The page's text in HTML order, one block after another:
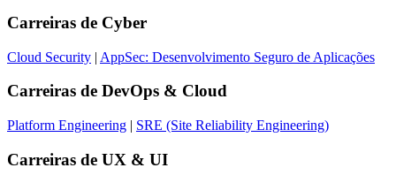
Carreiras de Cyber
Cloud Security | AppSec: Desenvolvimento Seguro de Aplicações
Carreiras de DevOps & Cloud
Platform Engineering | SRE (Site Reliability Engineering)
Carreiras de UX & UI